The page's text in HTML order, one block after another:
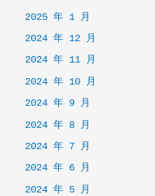
2025 年 1 月
2024 年 12 月
2024 年 11 月
2024 年 10 月
2024 年 9 月
2024 年 8 月
2024 年 7 月
2024 年 6 月
2024 年 5 月